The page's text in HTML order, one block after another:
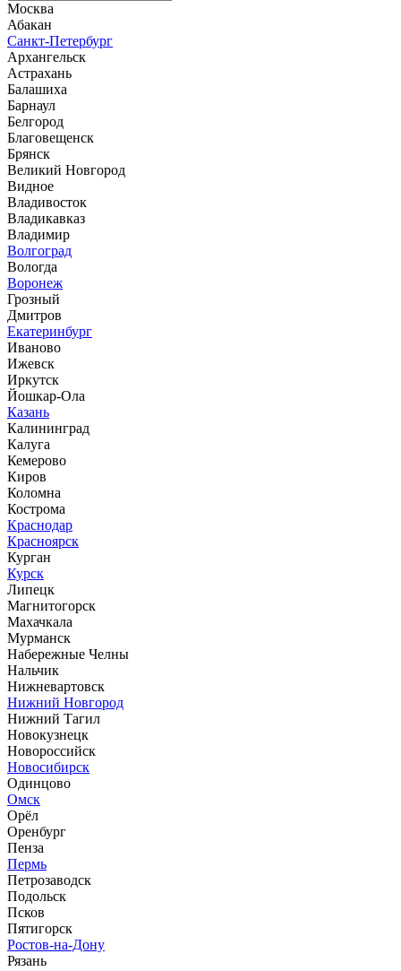
Москва
Абакан
Санкт-Петербург
Архангельск
Астрахань
Балашиха
Барнаул
Белгород
Благовещенск
Брянск
Великий Новгород
Видное
Владивосток
Владикавказ
Владимир
Волгоград
Вологда
Воронеж
Грозный
Дмитров
Екатеринбург
Иваново
Ижевск
Иркутск
Йошкар-Ола
Казань
Калининград
Калуга
Кемерово
Киров
Коломна
Кострома
Краснодар
Красноярск
Курган
Курск
Липецк
Магнитогорск
Махачкала
Мурманск
Набережные Челны
Нальчик
Нижневартовск
Нижний Новгород
Нижний Тагил
Новокузнецк
Новороссийск
Новосибирск
Одинцово
Омск
Орёл
Оренбург
Пенза
Пермь
Петрозаводск
Подольск
Псков
Пятигорск
Ростов-на-Дону
Рязань